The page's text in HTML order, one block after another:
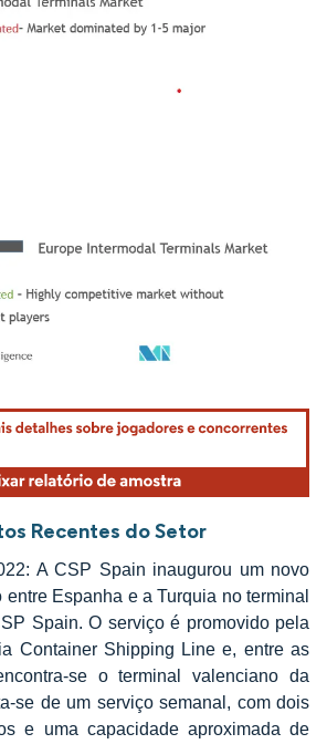
O reuso requer atribuição conforme CC BY 4.0.
Recentes do Setor
A CSP Spain inaugurou um novo
Espanha e a Turquia no terminal
Spain. O serviço é promovido pela
Container Shipping Line e, entre as
se o terminal valenciano da
se de um serviço semanal, com dois
e uma capacidade aproximada de